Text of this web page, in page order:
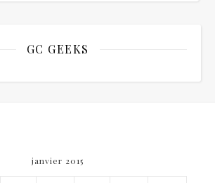
GC GEEKS
janvier 2015